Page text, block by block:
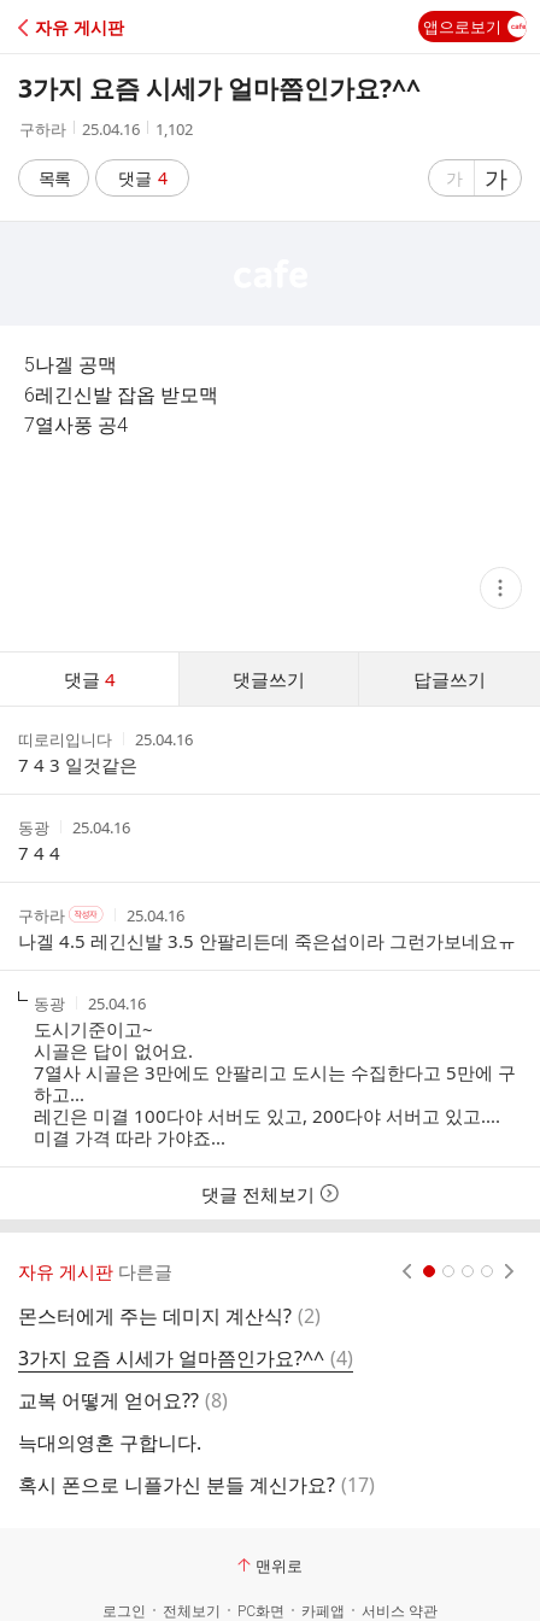
C
A
자유 게시판 앱으로보기
3가지 요즘 시세가 얼마쯤인가요?^^
작
자
구하라
작
시
간
25.04.16
조
수
1,102
목록 댓글 4
글
가
글
자
가
5나겔 공맥
6레긴신발 잡옵 받모맥
7열사풍 공4
현
재
글
기
댓글 4 댓글쓰기 답글쓰기
스
작
성
자
띠로리입니다
작
성
시
간
25.04.16
7 4 3 일것같은
작
성
자
동광
작
간
25.04.16
7 4 4
작
성
자
구하라작
성
자
본
부
작
자
작
성
시
간
25.04.16
나겔 4.5 레긴신발 3.5 안팔리든데 죽은섭이라 그런가보네요ㅠ
작
성
자
동광
작
성
시
간
25.04.16
도시기준이고~
시골은 답이 없어요.
7열사 시골은 3만에도 안팔리고 도시는 수집한다고 5만에 구
하고...
레긴은 미결 100다야 서버도 있고, 200다야 서버고 있고....
미결 가격 따라 가야죠...
댓글 전체보기
자유 게시판 다른글
몬스터에게 주는 데미지 계산식? 댓
(2)
3가지 요즘 시세가 얼마쯤인가요?^^ 댓
글
(4)
교복 어떻게 얻어요?? 댓
(8)
늑대의영혼 구합니다.
혹시 폰으로 니플가신 분들 계신가요? 댓
(17)
맨위로
로그인 전체보기 PC화면 카페앱 서비스 약관